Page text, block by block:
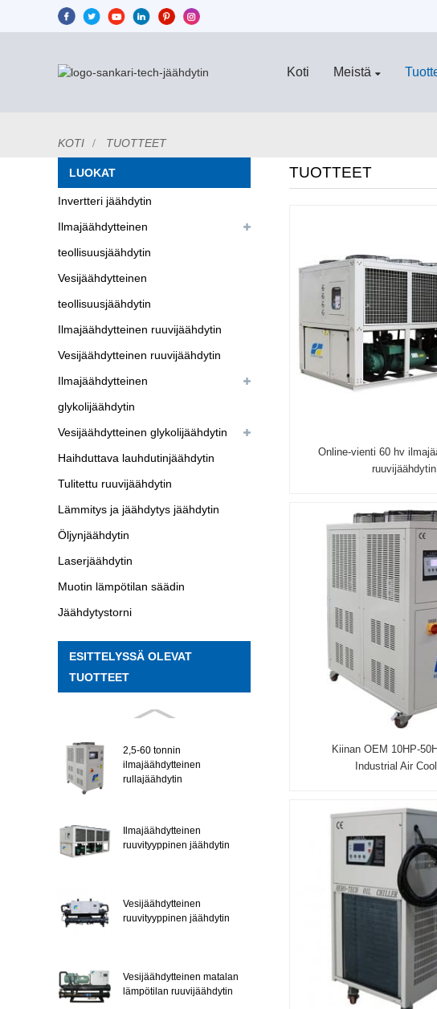
Koti Meistä
KOTI TUOTTEET
LUOKAT
Invertteri jäähdytin
Ilmajäähdytteinen
teollisuusjäähdytin
Vesijäähdytteinen
teollisuusjäähdytin
Ilmajäähdytteinen ruuvijäähdytin
Vesijäähdytteinen ruuvijäähdytin
Ilmajäähdytteinen
glykolijäähdytin
Vesijäähdytteinen glykolijäähdytin
Haihduttava lauhdutinjäähdytin
Tulitettu ruuvijäähdytin
Lämmitys ja jäähdytys jäähdytin
Öljynjäähdytin
Laserjäähdytin
Muotin lämpötilan säädin
Jäähdytystorni
ESITTELYSSÄ OLEVAT
TUOTTEET
2,5-60 tonnin
ilmajäähdytteinen
rullajäähdytin
Ilmajäähdytteinen
ruuvityyppinen jäähdytin
Vesijäähdytteinen
ruuvityyppinen jäähdytin
Vesijäähdytteinen matalan
lämpötilan ruuvijäähdytin
TUOTTEET
Online-vienti 60 hv
ruuvijäähdytin
Kiinan OEM 10HP-
Industrial Air